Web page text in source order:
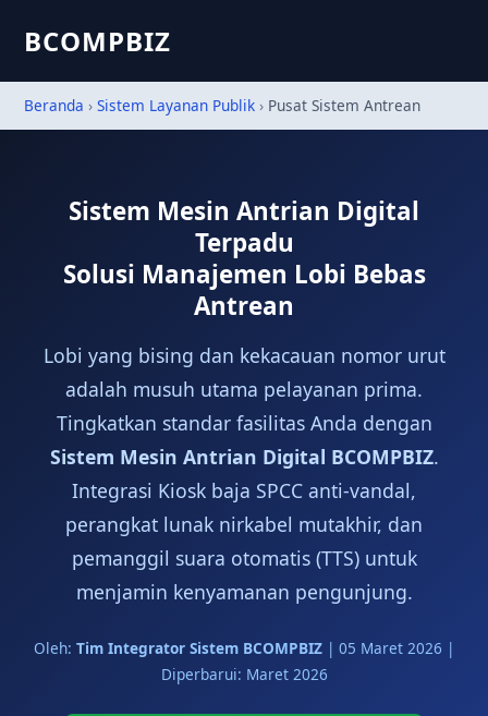
BCOMPBIZ
Beranda ›Sistem Layanan Publik › Pusat Sistem Antrean
Sistem Mesin Antrian Digital
Terpadu
Solusi Manajemen Lobi Bebas
Antrean
Lobi yang bising dan kekacauan nomor urut
adalah musuh utama pelayanan prima.
Tingkatkan standar fasilitas Anda dengan
Sistem Mesin Antrian Digital BCOMPBIZ.
Integrasi Kiosk baja SPCC anti-vandal,
perangkat lunak nirkabel mutakhir, dan
pemanggil suara otomatis (TTS) untuk
menjamin kenyamanan pengunjung.
Oleh: Tim Integrator Sistem BCOMPBIZ | 05 Maret 2026 |
Diperbarui: Maret 2026